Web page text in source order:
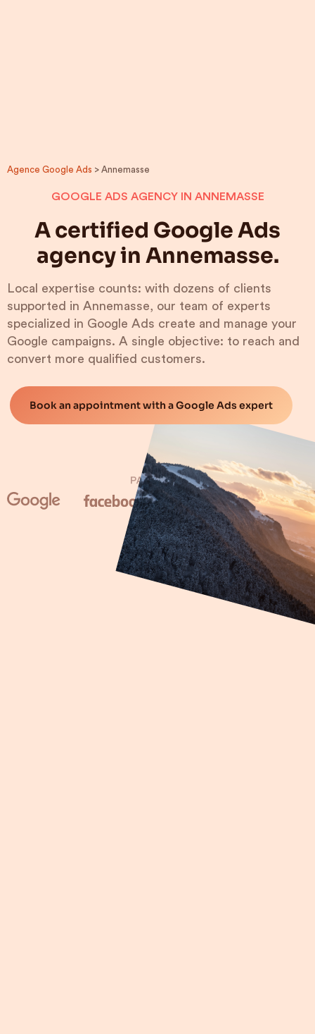
Agence Google Ads > Annemasse
GOOGLE ADS AGENCY IN ANNEMASSE
A certified Google Ads
agency in Annemasse.
Local expertise counts: with dozens of clients
supported in Annemasse, our team of experts
specialized in Google Ads create and manage your
Google campaigns. A single objective: to reach and
convert more qualified customers.
Book an appointment with a Google Ads expert